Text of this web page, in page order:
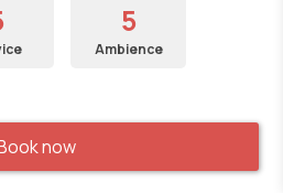
5
Ambience
now